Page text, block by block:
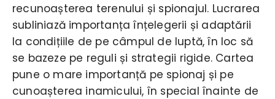
recunoașterea terenului și spionajul. Lucrarea
subliniază importanța înțelegerii și adaptării
la condițiile de pe câmpul de luptă, în loc să
se bazeze pe reguli și strategii rigide. Cartea
pune o mare importanță pe spionaj și pe
cunoașterea inamicului, în special înainte de